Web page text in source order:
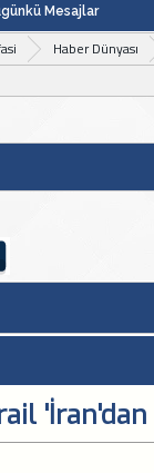
Mesajlar
Haber Dünyası
'İran'dan